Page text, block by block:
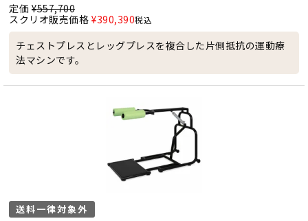
定価 ¥557,700
スクリオ販売価格 ¥390,390税込
チェストプレスとレッグプレスを複合した片側抵抗の運動療
法マシンです。
送料一律対象外